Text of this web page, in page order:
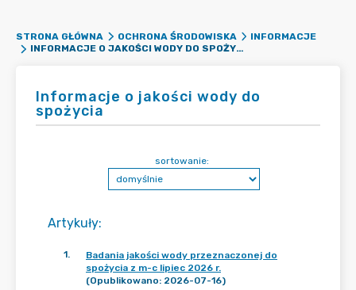
STRONA GŁÓWNA OCHRONA ŚRODOWISKA
INFORMACJE
INFORMACJE O JAKOŚCI WODY DO SPOŻYCIA
Informacje o jakości wody do
spożycia
Artykuły:
sortowanie:
1.
Badania jakości wody przeznaczonej do
spożycia z m-c lipiec 2026 r.
(Opublikowano: 2026-07-16)